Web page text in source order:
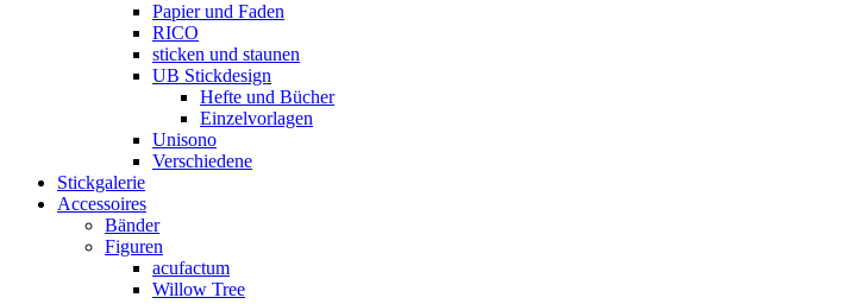
Papier und Faden
RICO
sticken und staunen
UB Stickdesign
Hefte und Bücher
Einzelvorlagen
Unisono
Verschiedene
Stickgalerie
Accessoires
Bänder
Figuren
acufactum
Willow Tree